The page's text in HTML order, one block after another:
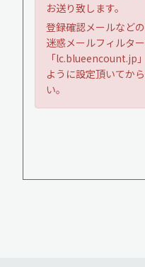
お送り致します。
登録確認メールなど
迷惑メールフィルタ
「lc.blueencount.jp
ように設定頂いてか
い。